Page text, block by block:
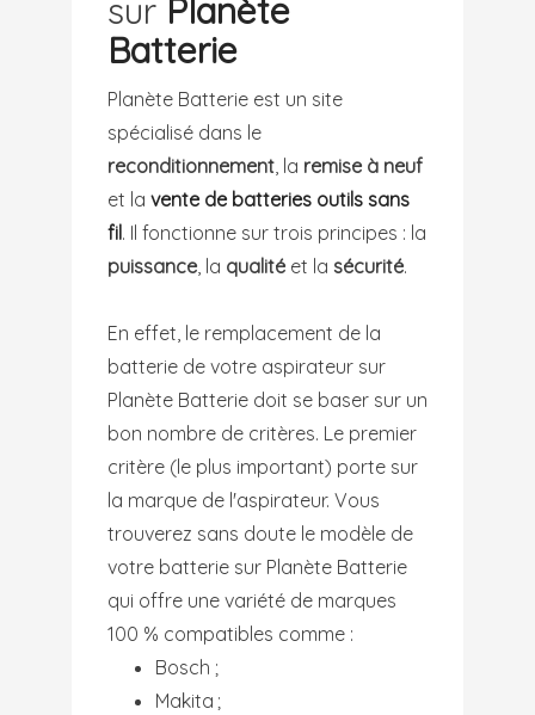
sur Planète
Batterie
Planète Batterie est un site
spécialisé dans le
reconditionnement , la remise à neuf
et la vente de batteries outils sans
fil. Il fonctionne sur trois principes : la
puissance , la qualité et la sécurité.
En effet, le remplacement de la
batterie de votre aspirateur sur
Planète Batterie doit se baser sur un
bon nombre de critères. Le premier
critère (le plus important) porte sur
la marque de l'aspirateur. Vous
trouverez sans doute le modèle de
votre batterie sur Planète Batterie
qui offre une variété de marques
100 % compatibles comme :
Bosch ;
Makita ;